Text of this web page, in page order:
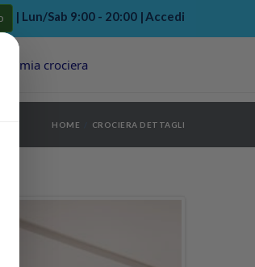
>
>
| Lun/Sab 9:00 - 20:00 |Accedi
La mia crociera
HOME CROCIERA DETTAGLI